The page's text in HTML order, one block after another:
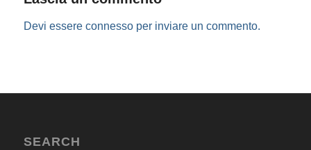
Devi essere connessoper inviare un commento.
SEARCH